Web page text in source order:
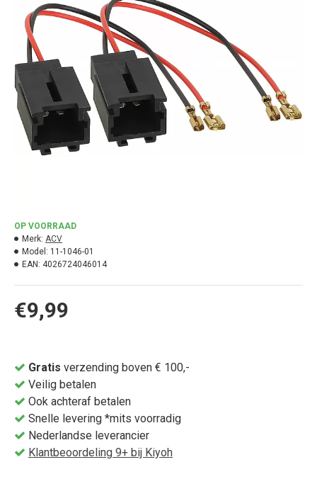
€9,99
OP VOORRAAD
Merk: ACV
Model: 11-1046-01
EAN: 4026724046014
Gratis verzending boven € 100,-
Veilig betalen
Ook achteraf betalen
Snelle levering *mits voorradig
Nederlandse leverancier
Klantbeoordeling 9+ bij Kiyoh